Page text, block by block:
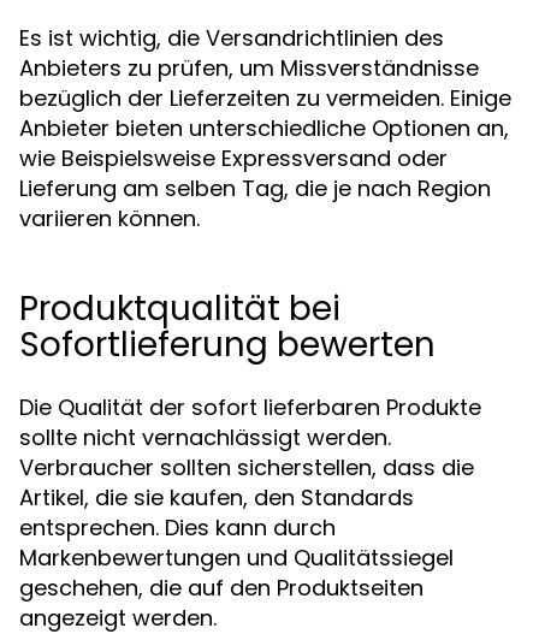
Es ist wichtig, die Versandrichtlinien des
Anbieters zu prüfen, um Missverständnisse
bezüglich der Lieferzeiten zu vermeiden. Einige
Anbieter bieten unterschiedliche Optionen an,
wie Beispielsweise Expressversand oder
Lieferung am selben Tag, die je nach Region
variieren können.
Produktqualität bei
Sofortlieferung bewerten
Die Qualität der sofort lieferbaren Produkte
sollte nicht vernachlässigt werden.
Verbraucher sollten sicherstellen, dass die
Artikel, die sie kaufen, den Standards
entsprechen. Dies kann durch
Markenbewertungen und Qualitätssiegel
geschehen, die auf den Produktseiten
angezeigt werden.